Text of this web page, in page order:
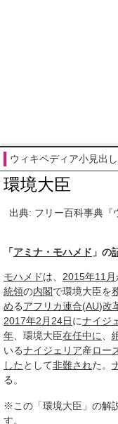
ウィキペディア小見出
環境大臣
出典: フリー百科事典
「アミナ・モハメド 」の
モハメドは、 2015年11月
統領の内閣で環境大臣を
めるアフリカ連合(AU)改
2017年2月 24日にナイジ
年 、環境大臣在任中に
いるナイジェリア産ロー
した として非難された。
る。
※この「環境大臣」の解
す。